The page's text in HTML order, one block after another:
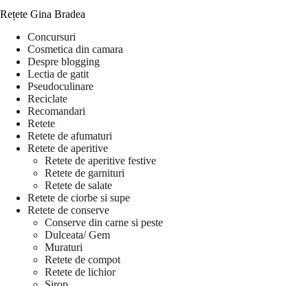
Rețete Gina Bradea
Concursuri
Cosmetica din camara
Despre blogging
Lectia de gatit
Pseudoculinare
Reciclate
Recomandari
Retete
Retete de afumaturi
Retete de aperitive
Retete de aperitive festive
Retete de garnituri
Retete de salate
Retete de ciorbe si supe
Retete de conserve
Conserve din carne si peste
Dulceata/ Gem
Muraturi
Retete de compot
Retete de lichior